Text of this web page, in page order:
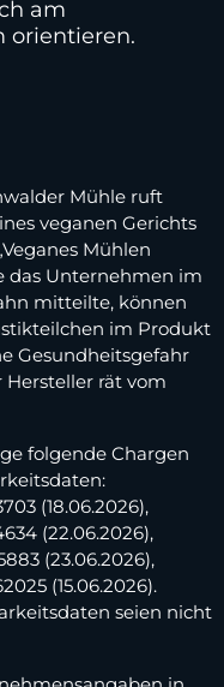
am
orientieren.
Mühle ruft
veganen Gerichts
Mühlen
das Unternehmen im
mitteilte, können
im Produkt
Gesundheitsgefahr
Hersteller rät vom
folgende Chargen
(18.06.2026),
(22.06.2026),
(23.06.2026),
(15.06.2026).
seien nicht